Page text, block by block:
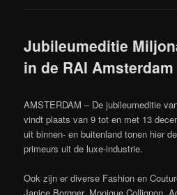
Jubileumeditie
in de RAI Amsterdam
AMSTERDAM – De jubileumeditie
vindt plaats van 9 tot en met 13
uit binnen- en buitenland tonen hier
primeurs uit de luxe-industrie.
Ook zijn er diverse Fashion en